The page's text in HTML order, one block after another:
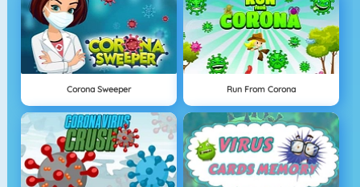
Corona Sweeper Run From Corona